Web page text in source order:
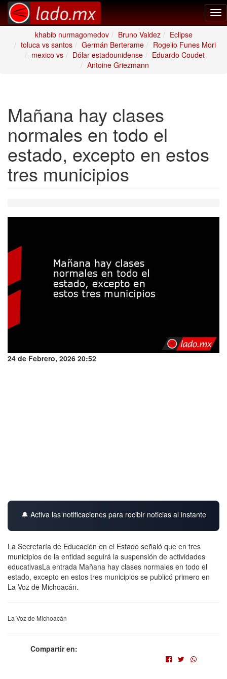
khabib nurmagomedov
Bruno Valdez
Eclipse
toluca vs santos
Germán Berterame
Rogelio Funes Mori
mexico vs
Dólar estadounidense
Eduardo Coudet
Antoine Griezmann
Mañana hay clases
normales en todo el
estado, excepto en estos
tres municipios
24 de Febrero, 2026 20:52
🔔 Activa las notificaciones para recibir noticias al instante
La Secretaría de Educación en el Estado señaló que en tres
municipios de la entidad seguirá la suspensión de actividades
educativasLa entrada Mañana hay clases normales en todo el
estado, excepto en estos tres municipios se publicó primero en
La Voz de Michoacán.
La Voz de Michoacán
Compartir en: